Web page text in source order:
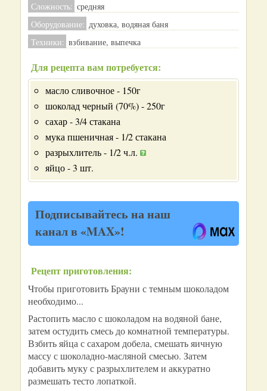
Сложность: средняя
Оборудование: духовка, водяная баня
Техники: взбивание, выпечка
Для рецепта вам потребуется:
масло сливочное - 150г
шоколад черный (70%) - 250г
сахар - 3/4 стакана
мука пшеничная - 1/2 стакана
разрыхлитель - 1/2 ч.л.
яйцо - 3 шт.
Подписывайтесь на наш
канал в «MAX»!
Рецепт приготовления:
Чтобы приготовить Брауни с темным шоколадом
необходимо...
Растопить масло с шоколадом на водяной бане,
затем остудить смесь до комнатной температуры.
Взбить яйца с сахаром добела, смешать яичную
массу с шоколадно-масляной смесью. Затем
добавить муку с разрыхлителем и аккуратно
размешать тесто лопаткой.